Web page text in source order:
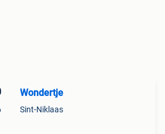
Wondertje
Sint-Niklaas